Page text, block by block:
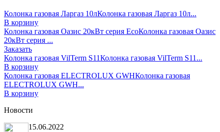
Колонка газовая Ларгаз 10лКолонка газовая Ларгаз 10л...
В корзину
Колонка газовая Оазис 20кВт серия ЕсоКолонка газовая Оазис
20кВт серия ...
Заказать
Колонка газовая VilTerm S11Колонка газовая VilTerm S11...
В корзину
Колонка газовая ELECTROLUX GWHКолонка газовая
ELECTROLUX GWH...
В корзину
Новости
15.06.2022